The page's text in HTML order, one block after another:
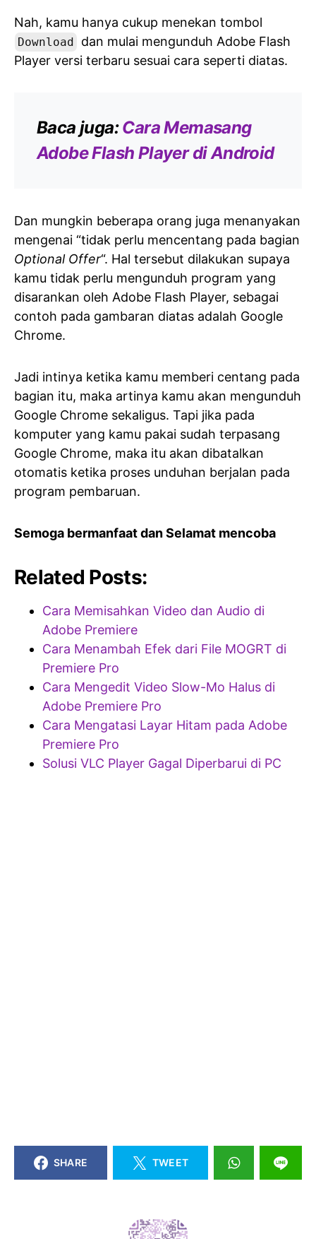
Nah, kamu hanya cukup menekan tombol
Download
dan mulai mengunduh Adobe Flash
Player versi terbaru sesuai cara seperti diatas.
Baca juga:Cara Memasang
Adobe Flash Player di Android
Dan mungkin beberapa orang juga menanyakan
mengenai “tidak perlu mencentang pada bagian
Optional Offer“. Hal tersebut dilakukan supaya
kamu tidak perlu mengunduh program yang
disarankan oleh Adobe Flash Player, sebagai
contoh pada gambaran diatas adalah Google
Chrome.
Jadi intinya ketika kamu memberi centang pada
bagian itu, maka artinya kamu akan mengunduh
Google Chrome sekaligus. Tapi jika pada
komputer yang kamu pakai sudah terpasang
Google Chrome, maka itu akan dibatalkan
otomatis ketika proses unduhan berjalan pada
program pembaruan.
Semoga bermanfaat dan Selamat mencoba
Related Posts:
Cara Memisahkan Video dan Audio di
Adobe Premiere
Cara Menambah Efek dari File MOGRT di
Premiere Pro
Cara Mengedit Video Slow-Mo Halus di
Adobe Premiere Pro
Cara Mengatasi Layar Hitam pada Adobe
Premiere Pro
Solusi VLC Player Gagal Diperbarui di PC
SHARE TWEET